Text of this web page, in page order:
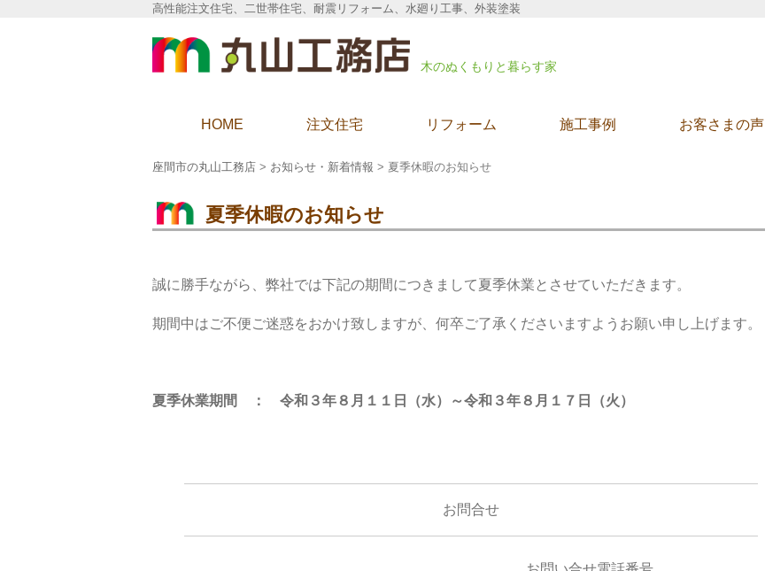
高性能注文住宅、二世帯住宅、耐震リフォーム、水廻り工事、外装塗装
座間市の丸山工務店
木のぬくもりと暮らす家
HOME 注文住宅 リフォーム 施工事例 お客さまの声
座間市の丸山工務店 > お知らせ・新着情報 > 夏季休暇のお知らせ
夏季休暇のお知らせ
誠に勝手ながら、弊社では下記の期間につきまして夏季休業とさせていただきます。
期間中はご不便ご迷惑をおかけ致しますが、何卒ご了承くださいますようお願い申し上げます。
夏季休業期間 ： 令和３年８月１１日（水）～令和３年８月１７日（火）
お問合せ